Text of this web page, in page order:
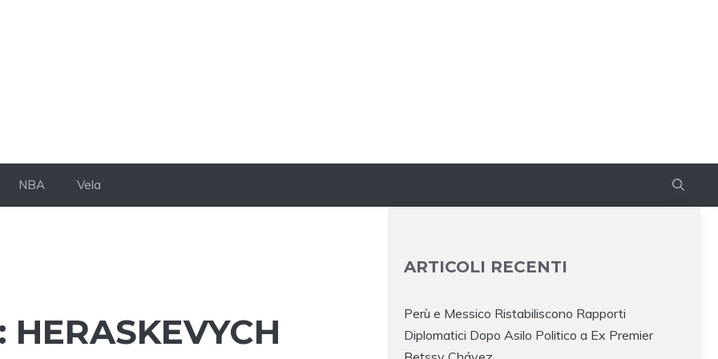
NBA Vela
ARTICOLI RECENTI
Perù e Messico Ristabiliscono Rapporti
Diplomatici Dopo Asilo Politico a Ex Premier